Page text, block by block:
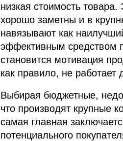
низкая стоимость
хорошо заметны и в
навязывают как
эффективным средством
становится мотивация
как правило, не работает
Выбирая бюджетные,
что производят крупные
самая главная
потенциального